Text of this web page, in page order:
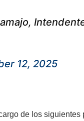
12, 2025
de los siguientes